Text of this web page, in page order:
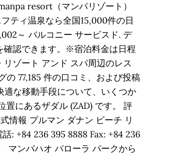
resort（マンパリゾート）
ティ温泉なら全国15,000件の日
～ バルコニー サービスド. デ
確認できます。※宿泊料金は日程
ゾート アンド スパ周辺のレス
77,185 件の口コミ、および投稿
な移動手段について、いくつか
置にあるザダル (ZAD) です。 評
情報 プルマン ダナン ビーチ リ
: +84 236 395 8888 Fax: +84 236
マンバハオ パローラ パークから